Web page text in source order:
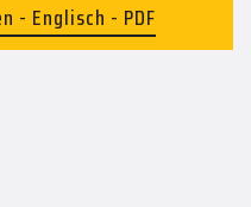
- Englisch - PDF